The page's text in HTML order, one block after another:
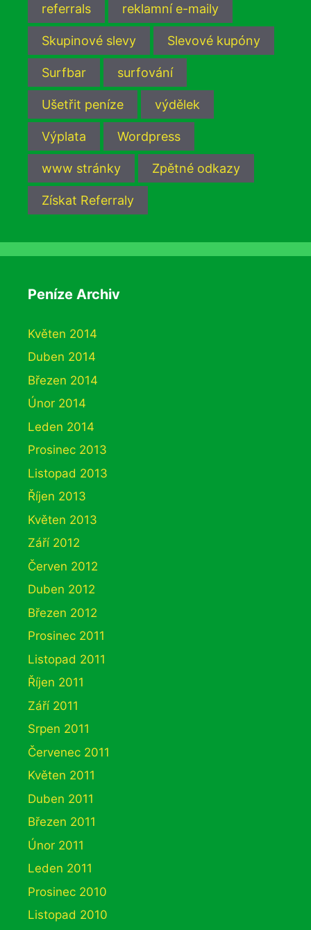
referrals reklamní e-maily
Skupinové slevy Slevové kupóny
Surfbar surfování
Ušetřit peníze výdělek
Výplata Wordpress
www stránky Zpětné odkazy
Získat Referraly
Peníze Archiv
Květen 2014
Duben 2014
Březen 2014
Únor 2014
Leden 2014
Prosinec 2013
Listopad 2013
Říjen 2013
Květen 2013
Září 2012
Červen 2012
Duben 2012
Březen 2012
Prosinec 2011
Listopad 2011
Říjen 2011
Září 2011
Srpen 2011
Červenec 2011
Květen 2011
Duben 2011
Březen 2011
Únor 2011
Leden 2011
Prosinec 2010
Listopad 2010